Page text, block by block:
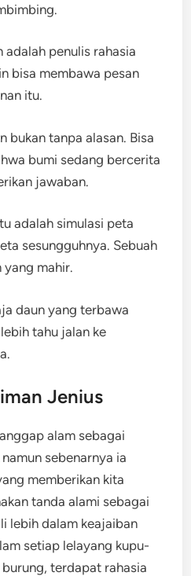
adalah penulis rahasia
bisa membawa pesan
itu.
bukan tanpa alasan. Bisa
bumi sedang bercerita
jawaban.
adalah simulasi peta
sesungguhnya. Sebuah
yang mahir.
daun yang terbawa
tahu jalan ke
Jenius
alam sebagai
sebenarnya ia
memberikan kita
tanda alami sebagai
lebih dalam keajaiban
setiap lelayang kupu-
terdapat rahasia